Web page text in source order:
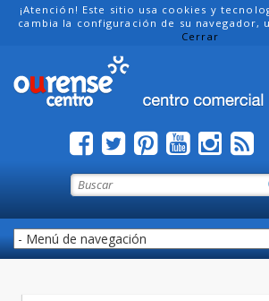
¡Atención! Este sitio usa cookies y
cambia la configuración de su navegador,
Cerrar